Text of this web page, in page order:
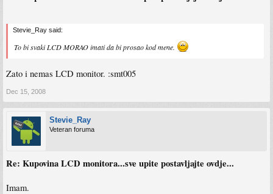
Stevie_Ray said:
To bi svaki LCD MORAO imati da bi prosao kod mene.
Zato i nemas LCD monitor. :smt005
Dec 15, 2008
Stevie_Ray
Veteran foruma
Re: Kupovina LCD monitora...sve upite postavljajte ovdje...
Imam.